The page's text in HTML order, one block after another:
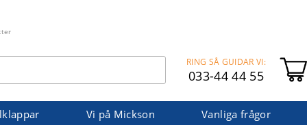
RING SÅ GUIDAR VI:
033-44 44 55
Vi på Mickson Vanliga frågor